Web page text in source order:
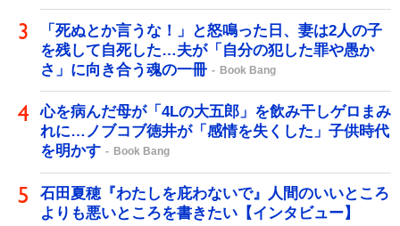
「死ぬとか言うな！」と怒鳴った日、妻は2人の子
を残して自死した…夫が「自分の犯した罪や愚か
さ」に向き合う魂の一冊
Book Bang
心を病んだ母が「4Lの大五郎」を飲み干しゲロまみ
れに…ノブコブ徳井が「感情を失くした」子供時代
を明かす
Book Bang
石田夏穂『わたしを庇わないで』人間のいいところ
よりも悪いところを書きたい【インタビュー】